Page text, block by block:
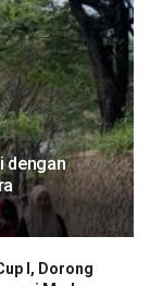
dengan
I, Dorong